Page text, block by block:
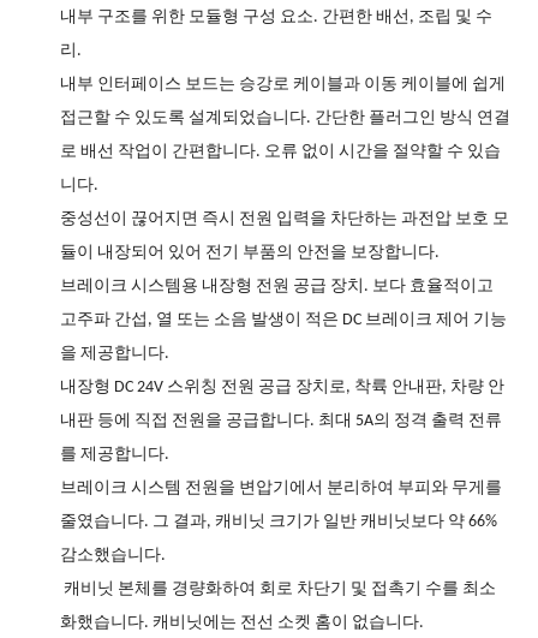
내부 구조를 위한 모듈형 구성 요소. 간편한 배선, 조립 및 수
리.
내부 인터페이스 보드는 승강로 케이블과 이동 케이블에 쉽게
접근할 수 있도록 설계되었습니다. 간단한 플러그인 방식 연결
로 배선 작업이 간편합니다. 오류 없이 시간을 절약할 수 있습
니다.
중성선이 끊어지면 즉시 전원 입력을 차단하는 과전압 보호 모
듈이 내장되어 있어 전기 부품의 안전을 보장합니다.
브레이크 시스템용 내장형 전원 공급 장치. 보다 효율적이고
고주파 간섭, 열 또는 소음 발생이 적은 DC 브레이크 제어 기능
을 제공합니다.
내장형 DC 24V 스위칭 전원 공급 장치로, 착륙 안내판, 차량 안
내판 등에 직접 전원을 공급합니다. 최대 5A의 정격 출력 전류
를 제공합니다.
브레이크 시스템 전원을 변압기에서 분리하여 부피와 무게를
줄였습니다. 그 결과, 캐비닛 크기가 일반 캐비닛보다 약 66%
감소했습니다.
캐비닛 본체를 경량화하여 회로 차단기 및 접촉기 수를 최소
화했습니다. 캐비닛에는 전선 소켓 홈이 없습니다.